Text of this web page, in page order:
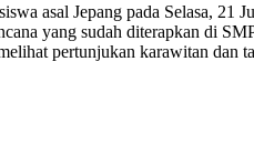
asal Jepang pada Selasa, 21
yang sudah diterapkan di
pertunjukan karawitan dan